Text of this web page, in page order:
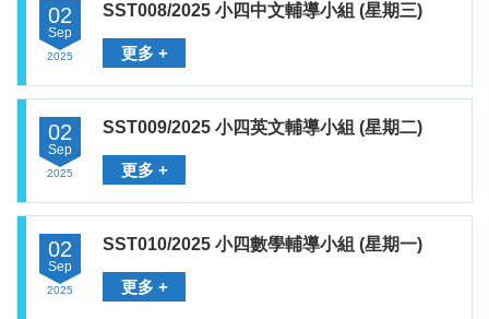
02
Sep
2025
SST008/2025 小四中文輔導小組 (星期三)
更多 +
02
Sep
2025
SST009/2025 小四英文輔導小組 (星期二)
更多 +
02
Sep
2025
SST010/2025 小四數學輔導小組 (星期一)
更多 +